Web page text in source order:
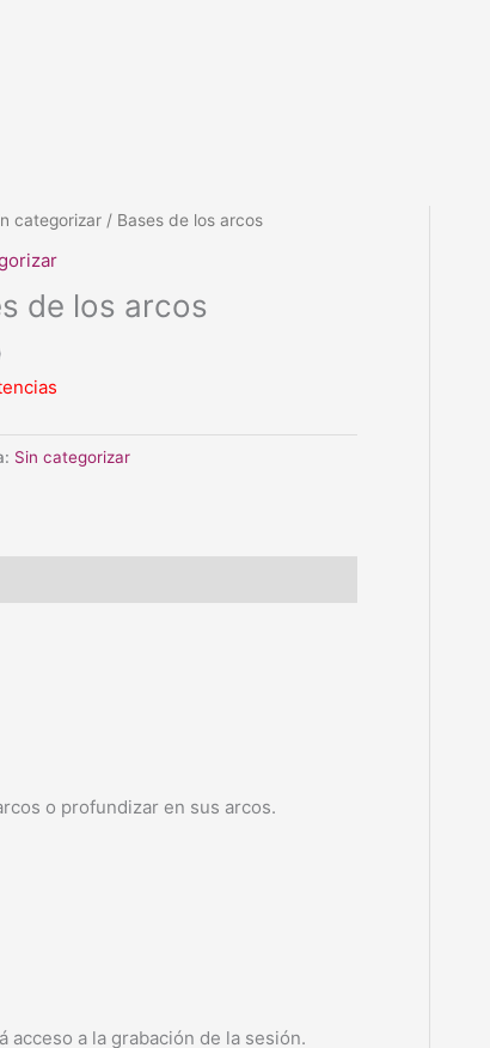
categorizar/ Bases de los arcos
de los arcos
Sin categorizar
o profundizar en sus arcos.
acceso a la grabación de la sesión.